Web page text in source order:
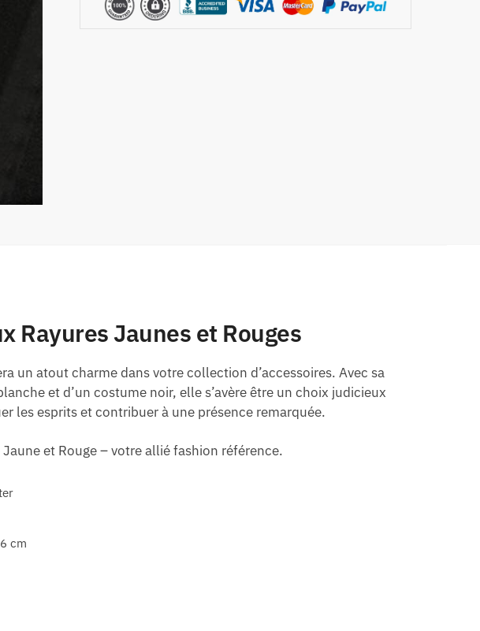
Rayures Jaunes et Rouges
un atout charme dans votre collection d’accessoires. Avec sa
et d’un costume noir, elle s’avère être un choix judicieux
les esprits et contribuer à une présence remarquée.
et Rouge – votre allié fashion référence.
cm